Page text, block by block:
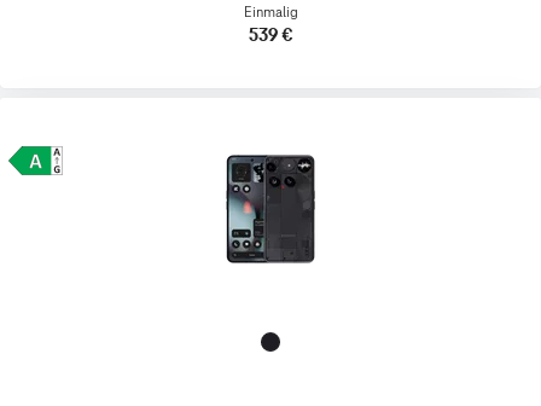
Einmalig
539 €